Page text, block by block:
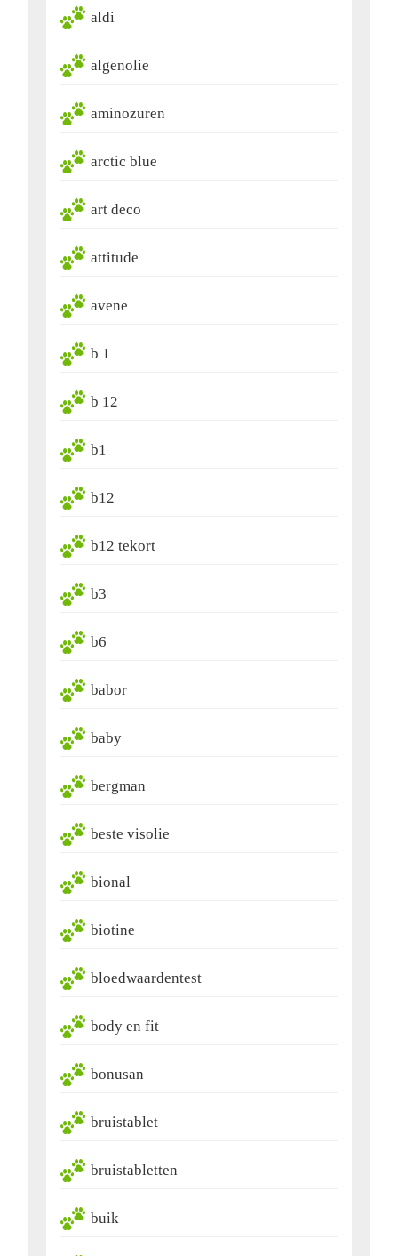
aldi
algenolie
aminozuren
arctic blue
art deco
attitude
avene
b 1
b 12
b1
b12
b12 tekort
b3
b6
babor
baby
bergman
beste visolie
bional
biotine
bloedwaardentest
body en fit
bonusan
bruistablet
bruistabletten
buik